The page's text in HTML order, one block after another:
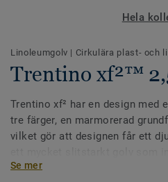
Hela
Linoleumgolv | Cirkulära plast- och
Trentino xf²™
Trentino xf² har en design med
tre färger, en marmorerad
vilket gör att designen får ett
eller polish.Samtliga färger går
Se mer